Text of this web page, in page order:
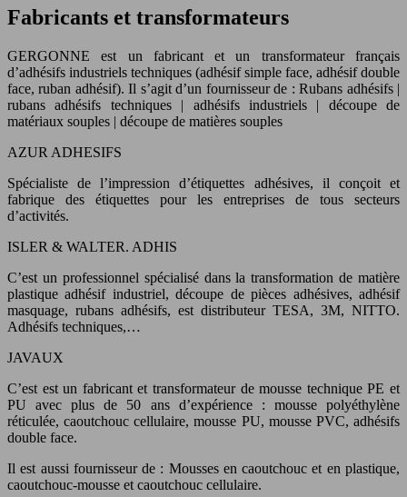
Fabricants et transformateurs
GERGONNE est un fabricant et un transformateur français
d’adhésifs industriels techniques (adhésif simple face, adhésif double
face, ruban adhésif). Il s’agit d’un fournisseur de : Rubans adhésifs |
rubans adhésifs techniques | adhésifs industriels | découpe de
matériaux souples | découpe de matières souples
AZUR ADHESIFS
Spécialiste de l’impression d’étiquettes adhésives, il conçoit et
fabrique des étiquettes pour les entreprises de tous secteurs
d’activités.
ISLER & WALTER. ADHIS
C’est un professionnel spécialisé dans la transformation de matière
plastique adhésif industriel, découpe de pièces adhésives, adhésif
masquage, rubans adhésifs, est distributeur TESA, 3M, NITTO.
Adhésifs techniques,…
JAVAUX
C’est est un fabricant et transformateur de mousse technique PE et
PU avec plus de 50 ans d’expérience : mousse polyéthylène
réticulée, caoutchouc cellulaire, mousse PU, mousse PVC, adhésifs
double face.
Il est aussi fournisseur de : Mousses en caoutchouc et en plastique,
caoutchouc-mousse et caoutchouc cellulaire.